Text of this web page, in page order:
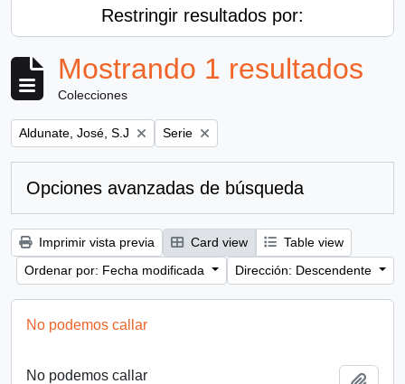
Restringir resultados por:
Mostrando 1 resultados
Colecciones
Remove filter:
Aldunate, José, S.J Remove filter:
Serie
Opciones avanzadas de búsqueda
Imprimir vista previa Card view
Table view
Ordenar por: Fecha modificada
Dirección: Descendente
No podemos callar
No podemos callar